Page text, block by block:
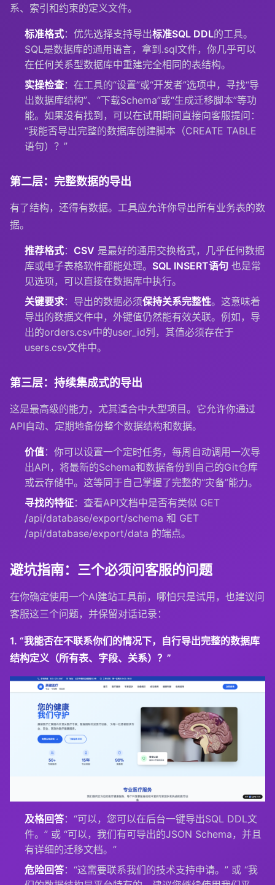
系、索引和约束的定义文件。
标准格式：优先选择支持导出标准SQL DDL的工具。
SQL是数据库的通用语言，拿到.sql文件，你几乎可以
在任何关系型数据库中重建完全相同的表结构。
实操检查：在工具的“设置”或“开发者”选项中，寻找“导
出数据库结构”、“下载Schema”或“生成迁移脚本”等功
能。如果没有找到，可以在试用期间直接向客服提问：
“我能否导出完整的数据库创建脚本（CREATE TABLE
语句）？”
第二层：完整数据的导出
有了结构，还得有数据。工具应允许你导出所有业务表的数
据。
推荐格式： CSV 是最好的通用交换格式，几乎任何数据
库或电子表格软件都能处理。 SQL INSERT语句 也是常
见选项，可以直接在数据库中执行。
关键要求：导出的数据必须保持关系完整性。这意味着
导出的数据文件中，外键值仍然能有效关联。例如，导
出的orders.csv中的user_id列，其值必须存在于
users.csv文件中。
第三层：持续集成式的导出
这是最高级的能力，尤其适合中大型项目。它允许你通过
API自动、定期地备份整个数据结构和数据。
价值：你可以设置一个定时任务，每周自动调用一次导
出API，将最新的Schema和数据备份到自己的Git仓库
或云存储中。这等同于自己掌握了完整的“灾备”能力。
寻找的特征：查看API文档中是否有类似 GET
/api/database/export/schema 和 GET
/api/database/export/data 的端点。
避坑指南：三个必须问客服的问题
在你确定使用一个AI建站工具前，哪怕只是试用，也建议问
客服这三个问题，并保留对话记录：
1. “我能否在不联系你们的情况下，自行导出完整的数据库
结构定义（所有表、字段、关系）？”
及格回答：“可以，您可以在后台一键导出SQL DDL文
件。” 或 “可以，我们有可导出的JSON Schema，并且
有详细的迁移文档。”
危险回答：“这需要联系我们的技术支持申请。” 或 “我